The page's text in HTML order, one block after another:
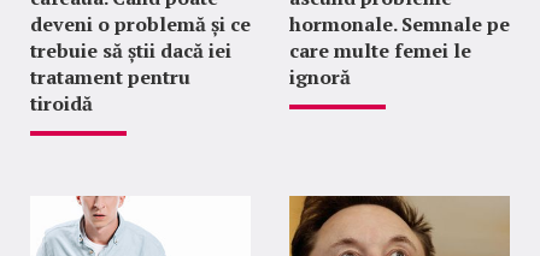
deveni o problemă și ce
trebuie să știi dacă iei
tratament pentru
tiroidă
hormonale. Semnale pe
care multe femei le
ignoră